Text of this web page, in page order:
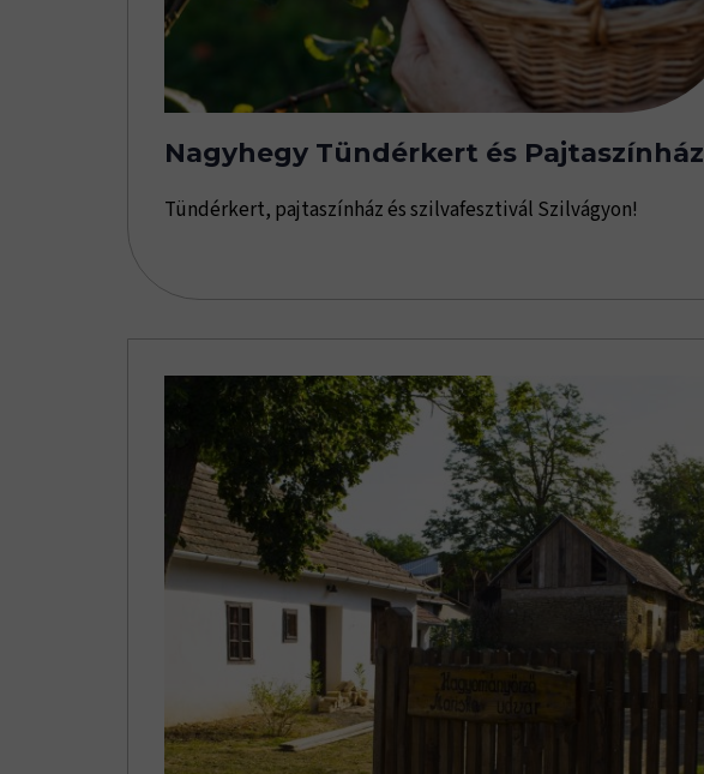
Nagyhegy Tündérkert és Pajtaszínház
Tündérkert, pajtaszínház és szilvafesztivál Szilvágyon!